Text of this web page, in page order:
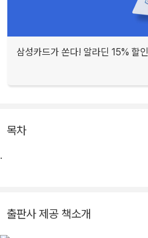
삼성카드가 쏜다! 알라딘 15% 할인
목차
.
출판사 제공 책소개